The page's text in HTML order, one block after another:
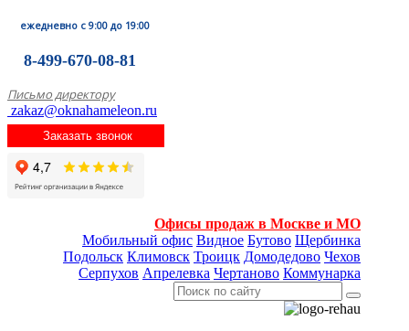
ежедневно с 9:00 до 19:00
8-499-670-08-81
Письмо директору
zakaz@oknahameleon.ru
Заказать звонок
Офисы продаж в Москве и МО
Мобильный офис Видное Бутово Щербинка
Подольск Климовск Троицк Домодедово Чехов
Серпухов Апрелевка Чертаново Коммунарка